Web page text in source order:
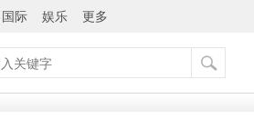
国际 娱乐 更多